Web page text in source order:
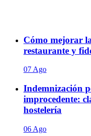
Cómo mejorar
restaurante y
07 Ago
Indemnización
improcedente:
hostelería
06 Ago